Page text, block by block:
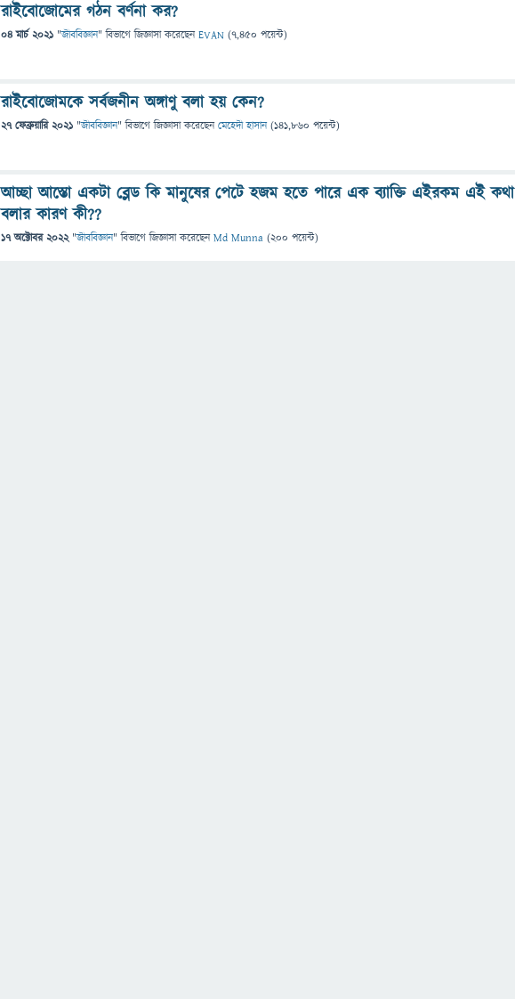
রাইবোজোমের গঠন বর্ণনা কর?
04 মার্চ 2021 "জীববিজ্ঞান" বিভাগে জিজ্ঞাসাকরেছেনEVAN (7,450 পয়েন্ট)
রাইবোজোমকে সর্বজনীন অঙ্গাণু বলা হয় কেন?
27 ফেব্রুয়ারি 2021 "জীববিজ্ঞান" বিভাগে জিজ্ঞাসাকরেছেনমেহেদী হাসান (141,860 পয়েন্ট)
আচ্ছা আস্তো একটা ব্লেড কি মানুষের পেটে হজম হতে পারে এক ব‍্যাক্তি এইরকম এই কথা
বলার কারণ কী??
17 অক্টোবর 2022 "জীববিজ্ঞান" বিভাগে জিজ্ঞাসাকরেছেনMd Munna (200 পয়েন্ট)